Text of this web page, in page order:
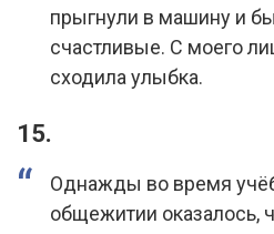
прыгнули в машину и
счастливые. С моего
сходила улыбка.
15.
Однажды во время
общежитии оказалось,